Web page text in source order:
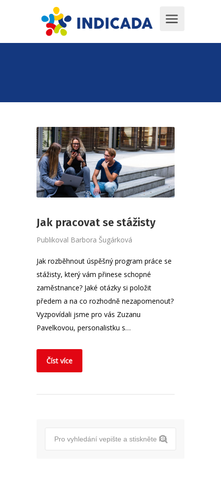
Jak pracovat se stážisty
Publikoval Barbora Šugárková
Jak rozběhnout úspěšný program práce se
stážisty, který vám přinese schopné
zaměstnance? Jaké otázky si položit
předem a na co rozhodně nezapomenout?
Vyzpovídali jsme pro vás Zuzanu
Pavelkovou, personalistku s…
Číst více